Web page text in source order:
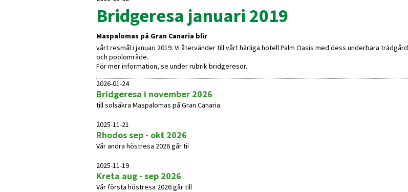
Bridgeresa januari 2019
Maspalomas på Gran Canaria blir
vårt resmål i januari 2019. Vi återvänder till vårt härliga hotell Palm Oasis med dess underbara trädgård
och poolområde.
För mer information, se under rubrik bridgeresor.
2026-01-24
Bridgeresa i november 2026
till solsäkra Maspalomas på Gran Canaria.
2025-11-21
Rhodos sep - okt 2026
Vår andra höstresa 2026 går tii
2025-11-19
Kreta aug - sep 2026
Vår första höstresa 2026 går till